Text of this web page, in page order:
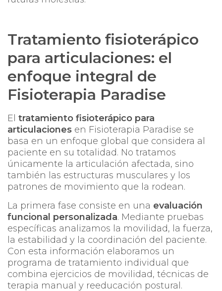
Tratamiento fisioterápico
para articulaciones: el
enfoque integral de
Fisioterapia Paradise
El tratamiento fisioterápico para
articulaciones en Fisioterapia Paradise se
basa en un enfoque global que considera al
paciente en su totalidad. No tratamos
únicamente la articulación afectada, sino
también las estructuras musculares y los
patrones de movimiento que la rodean.
La primera fase consiste en una evaluación
funcional personalizada. Mediante pruebas
específicas analizamos la movilidad, la fuerza,
la estabilidad y la coordinación del paciente.
Con esta información elaboramos un
programa de tratamiento individual que
combina ejercicios de movilidad, técnicas de
terapia manual y reeducación postural.